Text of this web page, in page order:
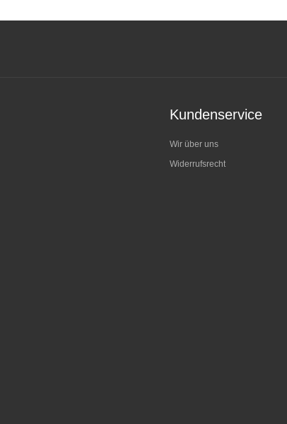
Kundenservice
Wir über uns
Widerrufsrecht